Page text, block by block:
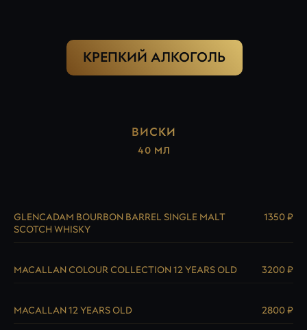
КРЕПКИЙ АЛКОГОЛЬ
ВИСКИ
40 МЛ
GLENCADAM BOURBON BARREL SINGLE MALT
SCOTCH WHISKY
1350 ₽
MACALLAN COLOUR COLLECTION 12 YEARS OLD 3200 ₽
MACALLAN 12 YEARS OLD 2800 ₽